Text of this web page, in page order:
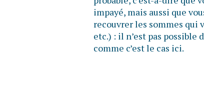
impayé, mais aussi que
recouvrer les sommes qui
etc.) : il n’est pas
comme c’est le cas ici.